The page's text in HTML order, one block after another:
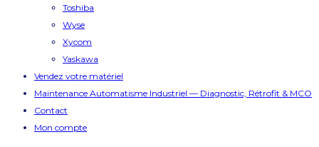
Toshiba
Wyse
Xycom
Yaskawa
Vendez votre matériel
Maintenance Automatisme Industriel — Diagnostic, Rétrofit & MCO
Contact
Mon compte